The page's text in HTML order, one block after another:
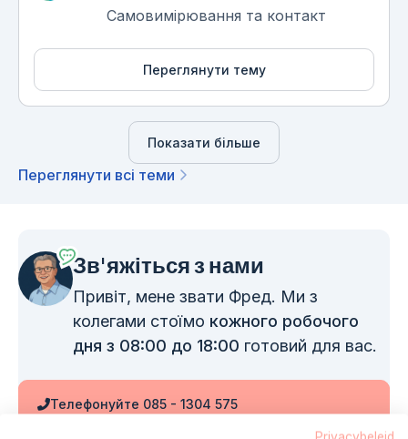
Самовимірювання та контакт
Переглянути тему
Показати більше
Переглянути всі теми
Зв'яжіться з нами
Привіт, мене звати Фред. Ми з
колегами стоїмо кожного робочого
дня з 08:00 до 18:00 готовий для вас.
Телефонуйте 085 - 1304 575